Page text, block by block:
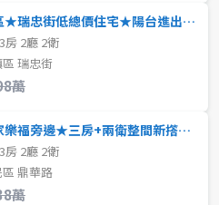
前鎮精華區★瑞忠街低總價住宅★陽台進出★輕鬆成家
房 2廳 2衛
瑞忠街
萬
三民鼎山家樂福旁邊★三房+兩衛整間新撘搭★緊來看
房 2廳 2衛
鼎華路
萬